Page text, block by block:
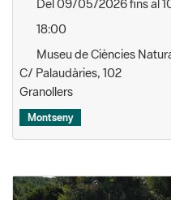
Del 09/05/2026 fins al
18:00
Museu de Ciències
C/ Palaudàries, 102
Granollers
Montseny